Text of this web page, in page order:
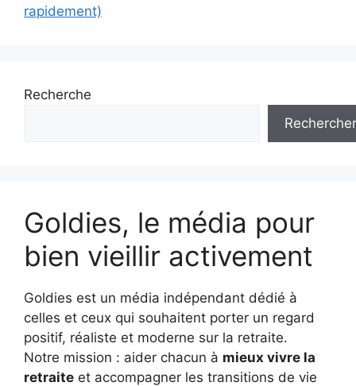
rapidement)
Recherche
Rechercher
Goldies, le média pour
bien vieillir activement
Goldies est un média indépendant dédié à
celles et ceux qui souhaitent porter un regard
positif, réaliste et moderne sur la retraite.
Notre mission : aider chacun à mieux vivre la
retraite et accompagner les transitions de vie